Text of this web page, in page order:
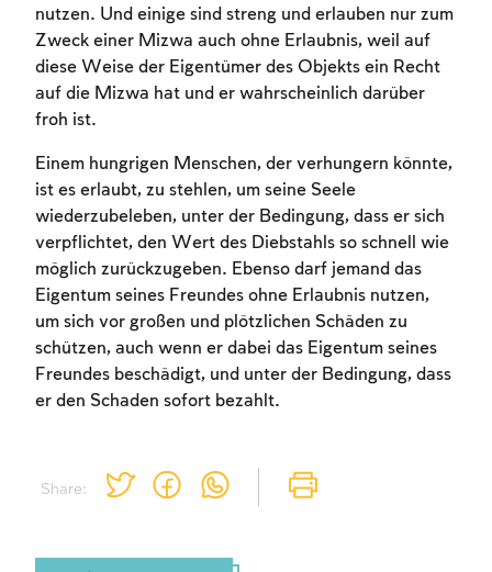
Share:
nutzen. Und einige sind streng und erlauben nur zum
Zweck einer Mizwa auch ohne Erlaubnis, weil auf
diese Weise der Eigentümer des Objekts ein Recht
auf die Mizwa hat und er wahrscheinlich darüber
froh ist.
Einem hungrigen Menschen, der verhungern könnte,
ist es erlaubt, zu stehlen, um seine Seele
wiederzubeleben, unter der Bedingung, dass er sich
verpflichtet, den Wert des Diebstahls so schnell wie
möglich zurückzugeben. Ebenso darf jemand das
Eigentum seines Freundes ohne Erlaubnis nutzen,
um sich vor großen und plötzlichen Schäden zu
schützen, auch wenn er dabei das Eigentum seines
Freundes beschädigt, und unter der Bedingung, dass
er den Schaden sofort bezahlt.
Account required
To mark concepts as learned, you'll need
to create an account or log in.
Sign up Login